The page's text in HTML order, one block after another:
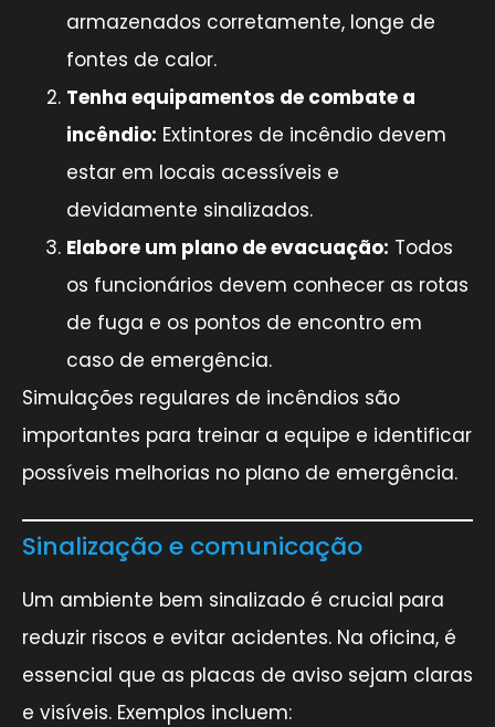
armazenados corretamente, longe de
fontes de calor.
Tenha equipamentos de combate a
incêndio: Extintores de incêndio devem
estar em locais acessíveis e
devidamente sinalizados.
Elabore um plano de evacuação: Todos
os funcionários devem conhecer as rotas
de fuga e os pontos de encontro em
caso de emergência.
Simulações regulares de incêndios são
importantes para treinar a equipe e identificar
possíveis melhorias no plano de emergência.
Sinalização e comunicação
Um ambiente bem sinalizado é crucial para
reduzir riscos e evitar acidentes. Na oficina, é
essencial que as placas de aviso sejam claras
e visíveis. Exemplos incluem: